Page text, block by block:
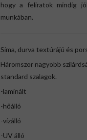
hogy a feliratok mindig
munkában.
Sima, durva textúrájú és
Háromszor nagyobb
standard szalagok.
-laminált
-hőálló
-vízálló
-UV álló